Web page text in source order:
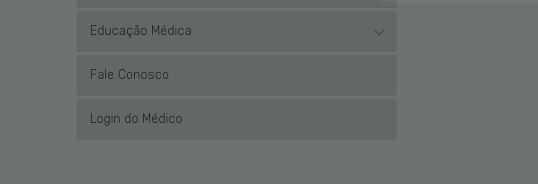
Educação Médica
Fale Conosco
Login do Médico